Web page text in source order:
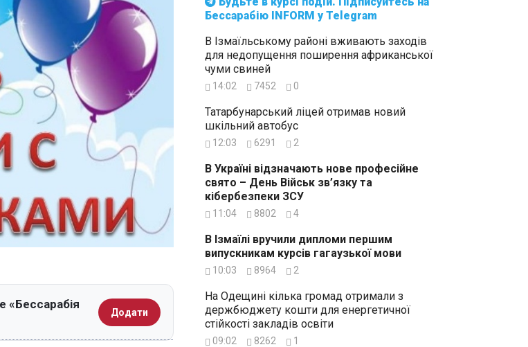
«Бессарабія
Додати
Бессарабію INFORM у Telegram
В Ізмаїльському районі вживають заходів
для недопущення поширення африканської
чуми свиней
14:02 7452 0
Татарбунарський ліцей отримав новий
шкільний автобус
12:03 6291 2
В Україні відзначають нове професійне
свято – День Військ зв’язку та
кібербезпеки ЗСУ
11:04 8802 4
В Ізмаїлі вручили дипломи першим
випускникам курсів гагаузької мови
10:03 8964 2
На Одещині кілька громад отримали з
держбюджету кошти для енергетичної
стійкості закладів освіти
09:02 8262 1